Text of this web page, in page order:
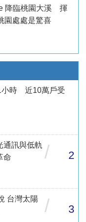
降臨桃園大溪 揮
園處處是驚喜
小時 近10萬戶受
通訊與低軌
命
/ 2
台灣太陽
/ 3